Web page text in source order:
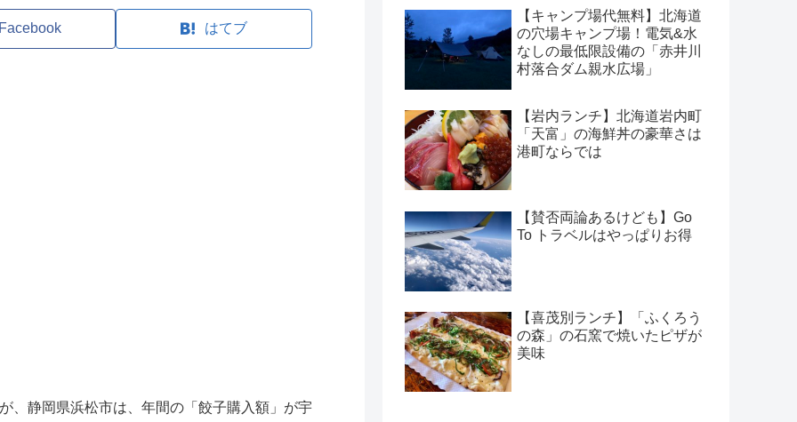
はてブ
、静岡県浜松市は、年間の「餃子購入額」が宇
【キャンプ場代無料】北海道
の穴場キャンプ場！電気&水
なしの最低限設備の「赤井川
村落合ダム親水広場」
【岩内ランチ】北海道岩内町
「天富」の海鮮丼の豪華さは
港町ならでは
【賛否両論あるけども】Go
To トラベルはやっぱりお得
【喜茂別ランチ】「ふくろう
の森」の石窯で焼いたピザが
美味